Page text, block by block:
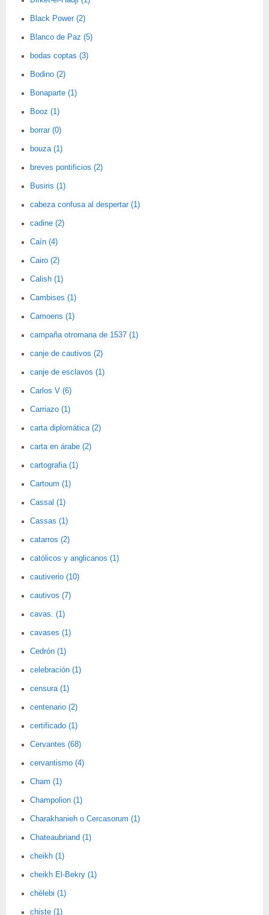
Black Power (2)
Blanco de Paz (5)
bodas coptas (3)
Bodino (2)
Bonaparte (1)
Booz (1)
borrar (0)
bouza (1)
breves pontificios (2)
Busiris (1)
cabeza confusa al despertar (1)
cadine (2)
Caín (4)
Cairo (2)
Calish (1)
Cambises (1)
Camoens (1)
campaña otromana de 1537 (1)
canje de cautivos (2)
canje de esclavos (1)
Carlos V (6)
Carriazo (1)
carta diplomática (2)
carta en árabe (2)
cartografia (1)
Cartoum (1)
Cassal (1)
Cassas (1)
catarros (2)
católicos y anglicanos (1)
cautiverio (10)
cautivos (7)
cavas. (1)
cavases (1)
Cedrón (1)
celebración (1)
censura (1)
centenario (2)
certificado (1)
Cervantes (68)
cervantismo (4)
Cham (1)
Champolion (1)
Charakhanieh o Cercasorum (1)
Chateaubriand (1)
cheikh (1)
cheikh El-Bekry (1)
chélebi (1)
chiste (1)